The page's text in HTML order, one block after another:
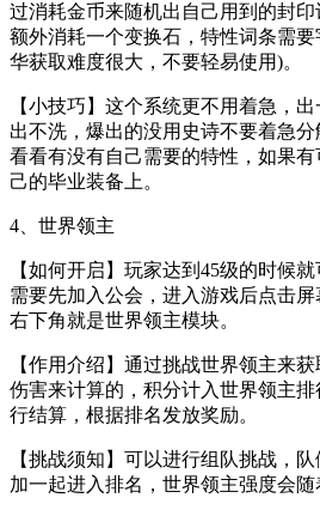
过消耗金币来随机出自己用到的封
额外消耗一个变换石，特性词条需
华获取难度很大，不要轻易使用)。
【小技巧】这个系统更不用着急，
出不洗，爆出的没用史诗不要着急分
看看有没有自己需要的特性，如果
己的毕业装备上。
4、世界领主
【如何开启】玩家达到45级的时候
需要先加入公会，进入游戏后点击
右下角就是世界领主模块。
【作用介绍】通过挑战世界领主来
伤害来计算的，积分计入世界领主
行结算，根据排名发放奖励。
【挑战须知】可以进行组队挑战，
加一起进入排名，世界领主强度会随